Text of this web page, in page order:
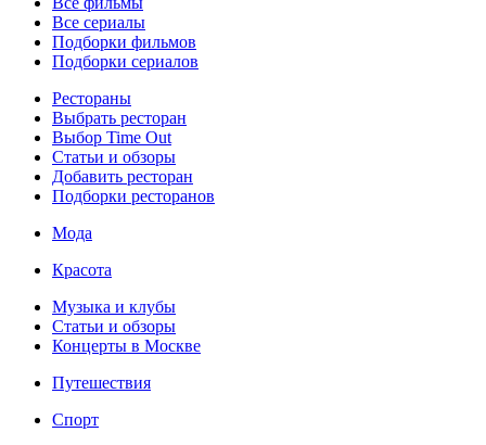
Все сериалы
Подборки фильмов
Подборки сериалов
Рестораны
Выбрать ресторан
Выбор Time Out
Статьи и обзоры
Добавить ресторан
Подборки ресторанов
Мода
Красота
Музыка и клубы
Статьи и обзоры
Концерты в Москве
Путешествия
Спорт